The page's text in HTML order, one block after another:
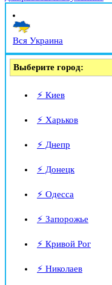
Вся Украина
Выберите город:
⚡ Киев
⚡ Харьков
⚡ Днепр
⚡ Донецк
⚡ Одесса
⚡ Запорожье
⚡ Кривой Рог
⚡ Николаев